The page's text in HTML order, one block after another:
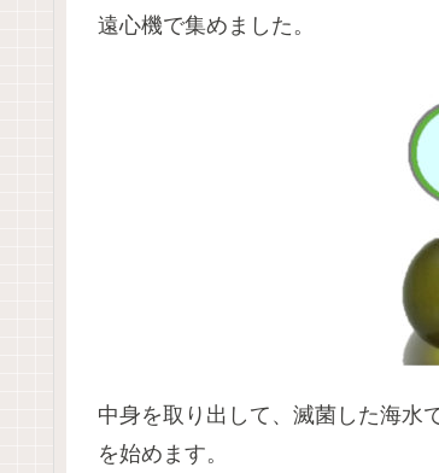
遠心機で集めました。
中身を取り出して、滅菌した海水
を始めます。